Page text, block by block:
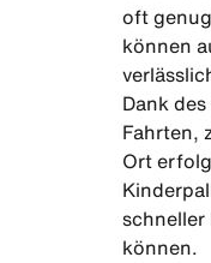
oft
können
Dank
Fahrten,
Ort
können.